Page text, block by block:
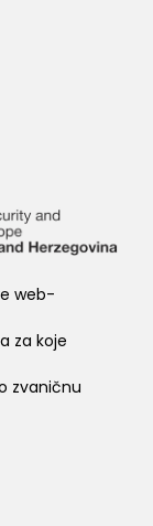
web-
za koje
zvaničnu